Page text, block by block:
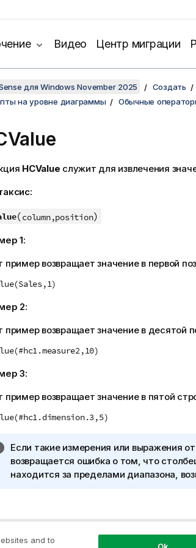
Видео Центр миграции
для Windows November 2025 Создать
на уровне диаграммы
Обычные
HCValue служит для извлечения
(column,position)
1:
пример возвращает значение в первой
2:
пример возвращает значение в десятой
3:
пример возвращает значение в пятой
П
р
и
н
Если такие измерения или выражения
возвращается ошибка о том, что
находится за пределами диапазона,
and to